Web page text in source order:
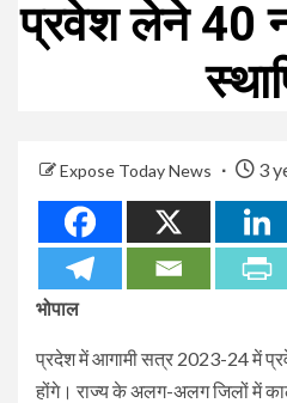
प्रवेश लेने 40
Expose Today News 3
भोपाल
प्रदेश में आगामी सत्र 2023-24 में
होंगे। राज्य के अलग-अलग जिलों में